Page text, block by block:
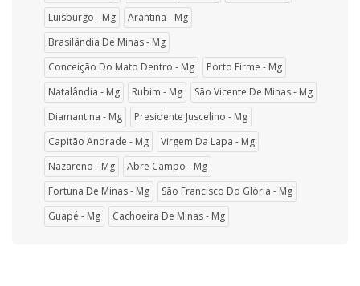
Luisburgo - Mg
Arantina - Mg
Brasilândia De Minas - Mg
Conceição Do Mato Dentro - Mg
Porto Firme - Mg
Natalândia - Mg
Rubim - Mg
São Vicente De Minas - Mg
Diamantina - Mg
Presidente Juscelino - Mg
Capitão Andrade - Mg
Virgem Da Lapa - Mg
Nazareno - Mg
Abre Campo - Mg
Fortuna De Minas - Mg
São Francisco Do Glória - Mg
Guapé - Mg
Cachoeira De Minas - Mg